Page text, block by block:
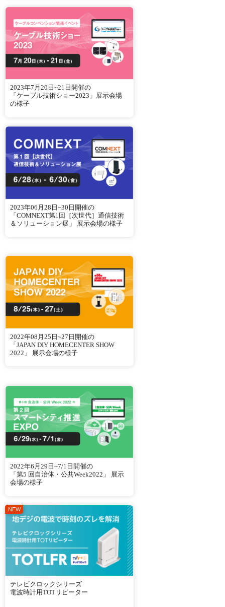
2023年7月20日~21日開催の
「ケーブル技術ショー2023」展示会場
の様子
2023年06月28日~30日開催の
「COMNEXT第1回［次世代］通信技術
＆ソリューション展」 展示会場の様子
2022年08月25日~27日開催の
「JAPAN DIY HOMECENTER SHOW
2022」 展示会場の様子
2022年6月29日~7/1日開催の
「第5 回自治体・公共Week2022」 展示
会場の様子
テレビクロックシリーズ
電波時計用TOTリピーター